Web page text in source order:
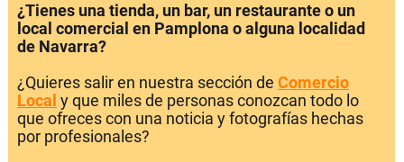
¿Tienes una tienda, un bar, un restaurante o un
local comercial en Pamplona o alguna localidad
de Navarra?
¿Quieres salir en nuestra sección de Comercio
Local y que miles de personas conozcan todo lo
que ofreces con una noticia y fotografías hechas
por profesionales?